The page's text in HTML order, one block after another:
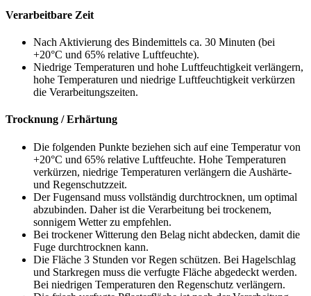
Verarbeitbare Zeit
Nach Aktivierung des Bindemittels ca. 30 Minuten (bei
+20°C und 65% relative Luftfeuchte).
Niedrige Temperaturen und hohe Luftfeuchtigkeit verlängern,
hohe Temperaturen und niedrige Luftfeuchtigkeit verkürzen
die Verarbeitungszeiten.
Trocknung / Erhärtung
Die folgenden Punkte beziehen sich auf eine Temperatur von
+20°C und 65% relative Luftfeuchte. Hohe Temperaturen
verkürzen, niedrige Temperaturen verlängern die Aushärte-
und Regenschutzzeit.
Der Fugensand muss vollständig durchtrocknen, um optimal
abzubinden. Daher ist die Verarbeitung bei trockenem,
sonnigem Wetter zu empfehlen.
Bei trockener Witterung den Belag nicht abdecken, damit die
Fuge durchtrocknen kann.
Die Fläche 3 Stunden vor Regen schützen. Bei Hagelschlag
und Starkregen muss die verfugte Fläche abgedeckt werden.
Bei niedrigen Temperaturen den Regenschutz verlängern.